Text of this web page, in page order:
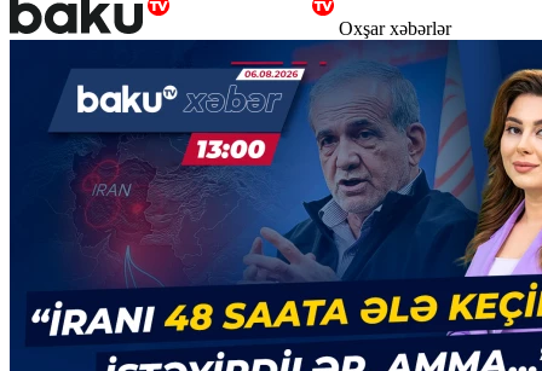
Oxşar xəbərlər